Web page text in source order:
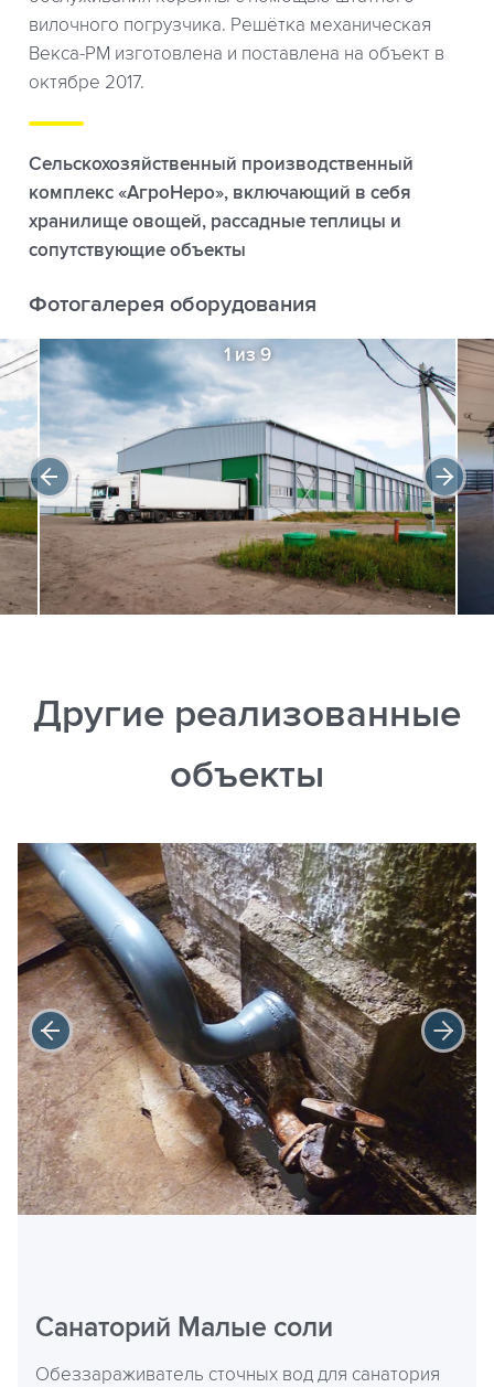
вилочного погрузчика. Решётка механическая
Векса-РМ изготовлена и поставлена на объект в
октябре 2017.
Сельскохозяйственный производственный
комплекс «АгроНеро», включающий в себя
хранилище овощей, рассадные теплицы и
сопутствующие объекты
Фотогалерея оборудования
1 из 9
Другие реализованные
объекты
Санаторий Малые соли
Обеззараживатель сточных вод для санатория